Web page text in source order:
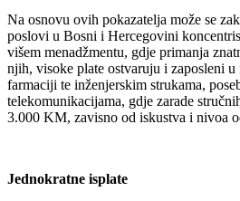
Na osnovu ovih pokazatelja može se
poslovi u Bosni i Hercegovini
višem menadžmentu, gdje primanja
njih, visoke plate ostvaruju i zaposleni
farmaciji te inženjerskim strukama,
telekomunikacijama, gdje zarade
3.000 KM, zavisno od iskustva i nivoa
Jednokratne isplate